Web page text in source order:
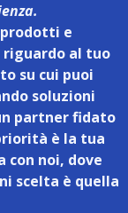
e
riguardo al tuo
su cui puoi
soluzioni
partner fidato
è la tua
con noi, dove
scelta è quella